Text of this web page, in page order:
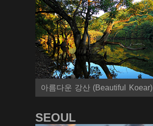
아름다운 강산 (Beautiful Koear)
SEOUL